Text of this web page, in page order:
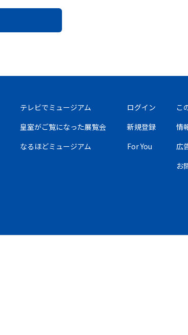
テレビでミュージアム
皇室がご覧になった展覧会
なるほどミュージアム
ログイン
新規登録
For You
こ
情
広
お